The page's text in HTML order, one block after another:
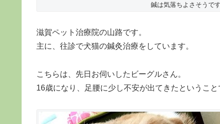
鍼は気落ちよさそうで
滋賀ペット治療院の山路です。
主に、往診で犬猫の鍼灸治療をしています。
こちらは、先日お伺いしたビーグルさん。
16歳になり、足腰に少し不安が出てきたというこ